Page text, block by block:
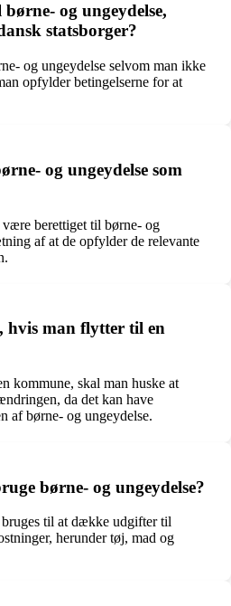
og ungeydelse,
statsborger?
og ungeydelse selvom man ikke
opfylder betingelserne for at
og ungeydelse som
være berettiget til børne- og
af at de opfylder de relevante
hvis man flytter til en
kommune, skal man huske at
da det kan have
af børne- og ungeydelse.
børne- og ungeydelse?
til at dække udgifter til
herunder tøj, mad og